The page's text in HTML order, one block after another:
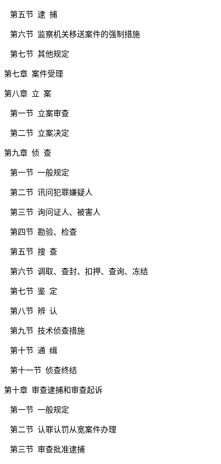
第五节 逮 捕
第六节 监察机关移送案件的强制措施
第七节 其他规定
第七章 案件受理
第八章 立 案
第一节 立案审查
第二节 立案决定
第九章 侦 查
第一节 一般规定
第二节 讯问犯罪嫌疑人
第三节 询问证人、被害人
第四节 勘验、检查
第五节 搜 查
第六节 调取、查封、扣押、查询、冻结
第七节 鉴 定
第八节 辨 认
第九节 技术侦查措施
第十节 通 缉
第十一节 侦查终结
第十章 审查逮捕和审查起诉
第一节 一般规定
第二节 认罪认罚从宽案件办理
第三节 审查批准逮捕